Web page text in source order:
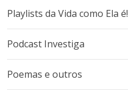
Playlists da Vida como Ela é!
Podcast Investiga
Poemas e outros